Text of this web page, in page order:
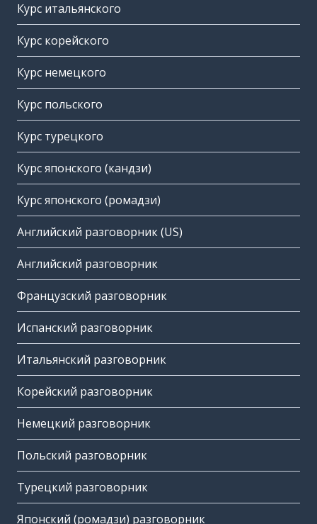
Курс итальянского
Курс корейского
Курс немецкого
Курс польского
Курс турецкого
Курс японского (кандзи)
Курс японского (ромадзи)
Английский разговорник (US)
Английский разговорник
Французский разговорник
Испанский разговорник
Итальянский разговорник
Корейский разговорник
Немецкий разговорник
Польский разговорник
Турецкий разговорник
Японский (ромадзи) разговорник